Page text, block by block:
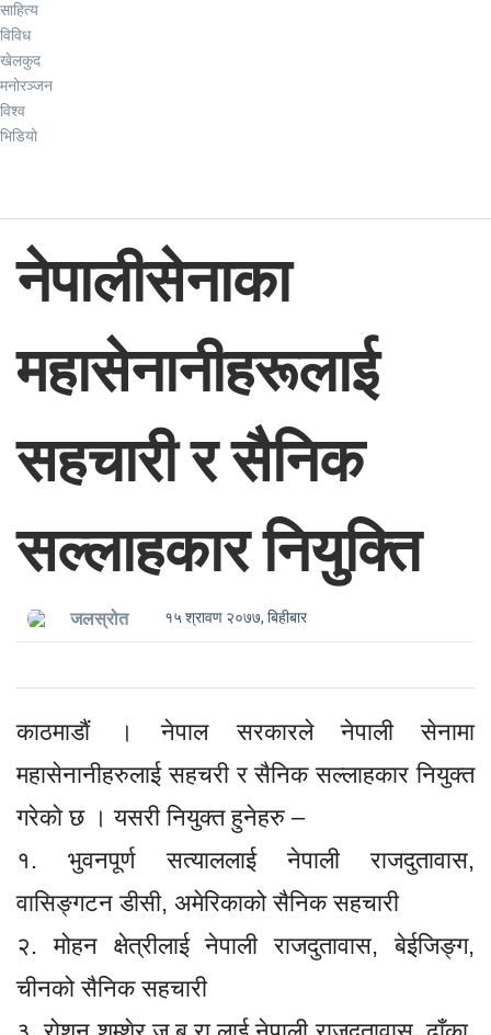
साहित्य
विविध
खेलकुद
मनोरञ्जन
विश्व
भिडियो
नेपालीसेनाका
महासेनानीहरूलाई
सहचारी र सैनिक
सल्लाहकार नियुक्ति
जलस्रोत १५ श्रावण २०७७, बिहीबार
काठमाडाैं । नेपाल सरकारले नेपाली सेनामा
महासेनानीहरुलाई सहचरी र सैनिक सल्लाहकार नियुक्त
गरेकाे छ । यसरी नियुक्त हुनेहरु –
१. भुवनपूर्ण सत्याललाई नेपाली राजदुतावास,
वासिङ्गटन डीसी, अमेरिकाको सैनिक सहचारी
२. मोहन क्षेत्रीलाई नेपाली राजदुतावास, बेईजिङ्ग,
चीनको सैनिक सहचारी